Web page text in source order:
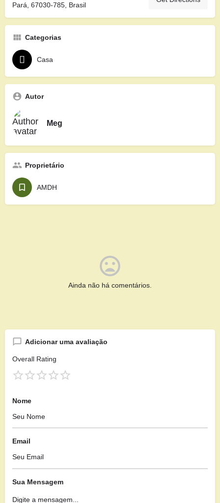
Pará, 67030-785, Brasil
Categorias
Casa
Autor
Meg
Proprietário
AMDH
Ainda não há comentários.
Adicionar uma avaliação
Overall Rating
Nome
Email
Sua Mensagem